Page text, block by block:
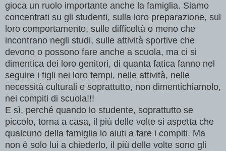
gioca un ruolo importante anche la famiglia. Siamo
concentrati su gli studenti, sulla loro preparazione, sul
loro comportamento, sulle difficoltà o meno che
incontrano negli studi, sulle attività sportive che
devono o possono fare anche a scuola, ma ci si
dimentica dei loro genitori, di quanta fatica fanno nel
seguire i figli nei loro tempi, nelle attività, nelle
necessità culturali e soprattutto, non dimentichiamolo,
nei compiti di scuola!!!
E sì, perché quando lo studente, soprattutto se
piccolo, torna a casa, il più delle volte si aspetta che
qualcuno della famiglia lo aiuti a fare i compiti. Ma
non è solo lui a chiederlo, il più delle volte sono gli